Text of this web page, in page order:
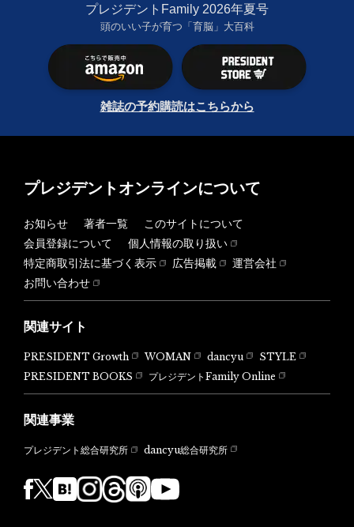
プレジデントFamily 2026年夏号
頭のいい子が育つ「育脳」大百科
雑誌の予約購読はこちらから
プレジデントオンラインについて
お知らせ 著者一覧
このサイトについて
会員登録について
個人情報の取り扱い
特定商取引法に基づく表示
広告掲載
運営会社
お問い合わせ
関連サイト
PRESIDENT Growth WOMAN dancyu
STYLE
PRESIDENT BOOKS
プレジデントFamily Online
関連事業
プレジデント総合研究所 dancyu総合研究所